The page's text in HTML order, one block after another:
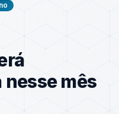
nesse mês